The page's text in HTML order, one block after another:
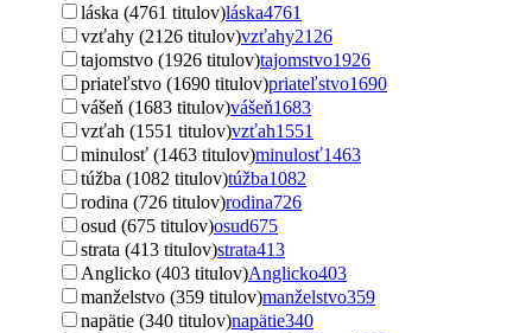
láska (4761 titulov)láska4761
vzťahy (2126 titulov)vzťahy2126
tajomstvo (1926 titulov)tajomstvo1926
priateľstvo (1690 titulov)priateľstvo1690
vášeň (1683 titulov)vášeň1683
vzťah (1551 titulov)vzťah1551
minulosť (1463 titulov)minulosť1463
túžba (1082 titulov)túžba1082
rodina (726 titulov)rodina726
osud (675 titulov)osud675
strata (413 titulov)strata413
Anglicko (403 titulov)Anglicko403
manželstvo (359 titulov)manželstvo359
napätie (340 titulov)napätie340